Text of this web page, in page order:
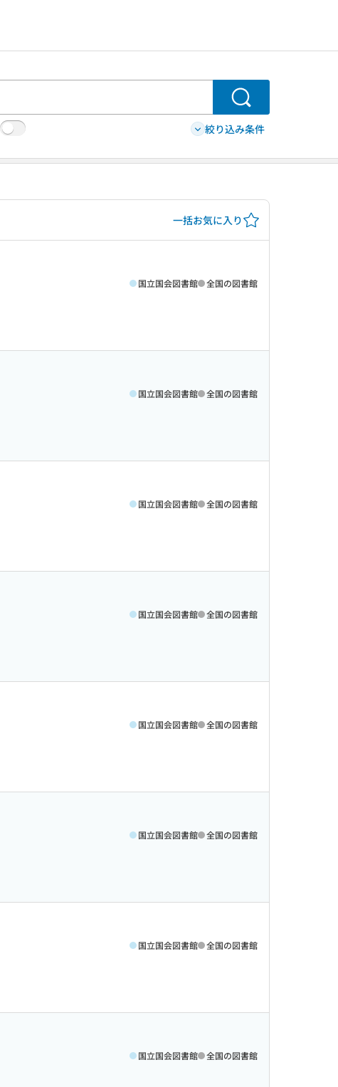
検索
絞り込み条件
一括お気に入り
国立国会図書館 全国の図書館
国立国会図書館 全国の図書館
国立国会図書館 全国の図書館
国立国会図書館 全国の図書館
国立国会図書館 全国の図書館
国立国会図書館 全国の図書館
国立国会図書館 全国の図書館
国立国会図書館 全国の図書館